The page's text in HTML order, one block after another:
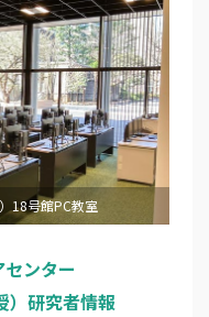
18号館PC教室
ンター
）研究者情報